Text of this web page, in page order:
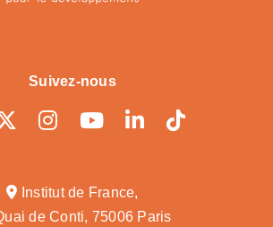
Suivez-nous
Institut de France,
de Conti, 75006 Paris